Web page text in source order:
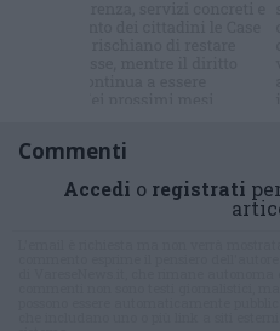
Commenti
Accedi o registrati